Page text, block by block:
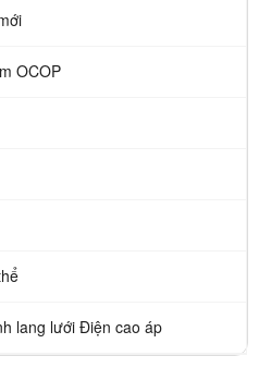
OCOP
lang lưới Điện cao áp